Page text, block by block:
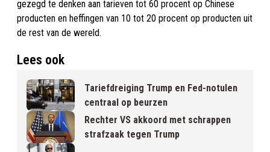
gezegd te denken aan tarieven tot 60 procent op Chinese
producten en heffingen van 10 tot 20 procent op producten uit
de rest van de wereld.
Lees ook
Tariefdreiging Trump en Fed-notulen
centraal op beurzen
Rechter VS akkoord met schrappen
strafzaak tegen Trump